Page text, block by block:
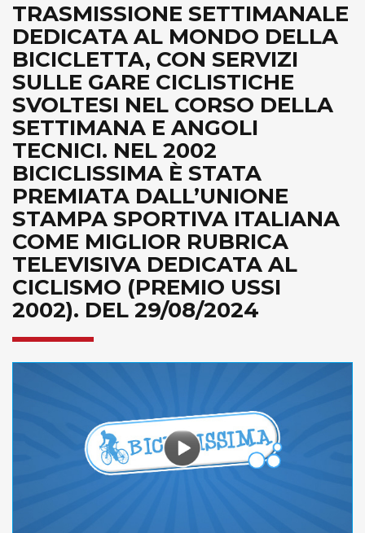
TRASMISSIONE SETTIMANALE
DEDICATA AL MONDO DELLA
BICICLETTA, CON SERVIZI
SULLE GARE CICLISTICHE
SVOLTESI NEL CORSO DELLA
SETTIMANA E ANGOLI
TECNICI. NEL 2002
BICICLISSIMA È STATA
PREMIATA DALL’UNIONE
STAMPA SPORTIVA ITALIANA
COME MIGLIOR RUBRICA
TELEVISIVA DEDICATA AL
CICLISMO (PREMIO USSI
2002). DEL 29/08/2024